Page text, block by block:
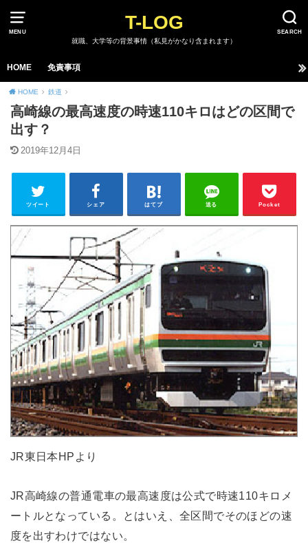
MENU SEARCH
T-LOG
就職、大学等の背景事情（私見がかなり含まれます）
HOME 免責事項
HOME 鉄道
高崎線の最高速度の時速110キロはどの区間で
出す？
2019年12月4日
ツイート シェア はてブ 送る Pocket
JR東日本HPより
JR高崎線の普通電車の最高速度は公式で時速110キロメ
ートルとなっている。とはいえ、全区間でそのほどの速
度を出すわけではない。